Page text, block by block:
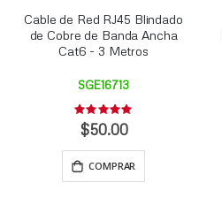
Cable de Red RJ45 Blindado
de Cobre de Banda Ancha
Cat6 - 3 Metros
SGE16713
Rating:
0%
$50.00
COMPRAR